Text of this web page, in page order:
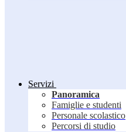
Servizi
Panoramica
Famiglie e studenti
Personale scolastico
Percorsi di studio